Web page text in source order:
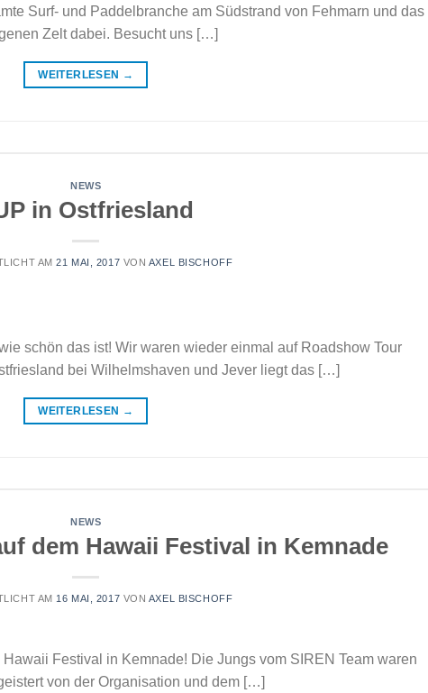
Surf- und Paddelbranche am Südstrand von Fehmarn und das
Zelt dabei. Besucht uns […]
WEITERLESEN →
NEWS
in Ostfriesland
AM21 MAI, 2017 VON AXEL BISCHOFF
schön das ist! Wir waren wieder einmal auf Roadshow Tour
bei Wilhelmshaven und Jever liegt das […]
WEITERLESEN →
NEWS
dem Hawaii Festival in Kemnade
AM 16 MAI, 2017 VON AXEL BISCHOFF
Festival in Kemnade! Die Jungs vom SIREN Team waren
von der Organisation und dem […]